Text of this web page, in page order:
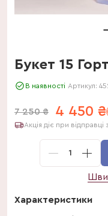
Букет 15
В наявності Артикул:
7 250 ₴ 4 450 ₴
Акція діє при
1
Характеристики